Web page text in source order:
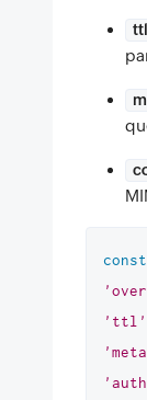
ttl
const
'ttl'